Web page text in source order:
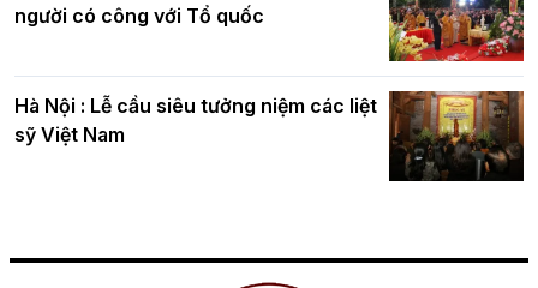
người có công với Tổ quốc
Hà Nội : Lễ cầu siêu tưởng niệm các liệt
sỹ Việt Nam